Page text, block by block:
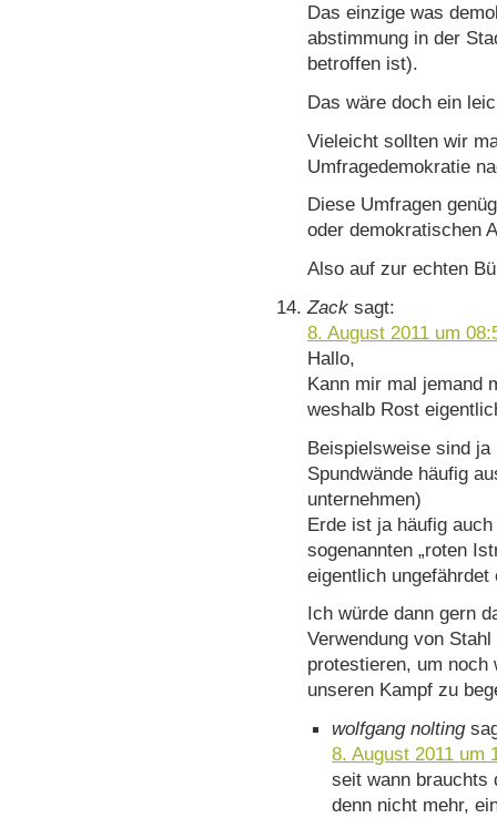
Das einzige was
abstimmung in der
betroffen ist).
Das wäre doch ein
Vieleicht sollten wir
Umfragedemokratie
Diese Umfragen
oder demokratischen
Also auf zur echten
Zack sagt:
8. August 2011 um
Hallo,
Kann mir mal jemand
weshalb Rost
Beispielsweise sind
Spundwände häufig
unternehmen)
Erde ist ja häufig
sogenannten „roten
eigentlich
Ich würde dann gern
Verwendung von
protestieren, um
unseren Kampf zu
wolfgang nolting
8. August 2011 um
seit wann brauchts
denn nicht mehr,